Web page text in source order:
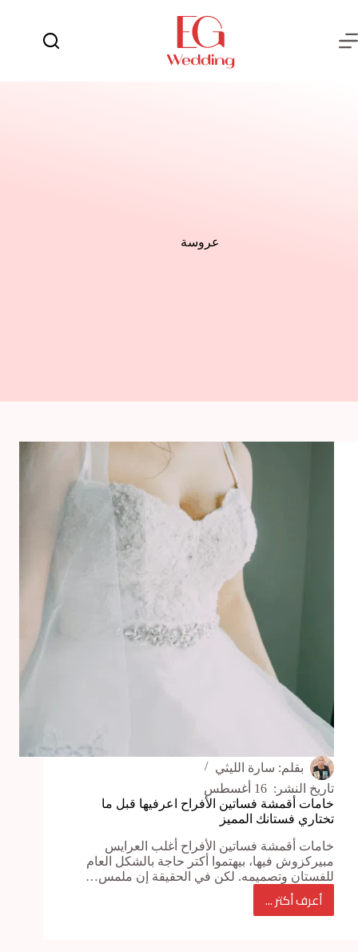
المحتوى
عروسة
بقلم: سارة الليثي
تاريخ النشر: 16 أغسطس
خامات أقمشة فساتين الأفراح اعرفيها قبل ما
تختاري فستانك المميز
خامات أقمشة فساتين الأفراح أغلب العرايس
مبيركزوش فيها، بيهتموا أكتر حاجة بالشكل العام
للفستان وتصميمه. لكن في الحقيقة إن ملمس…
أعرف أكتر ...
خامات